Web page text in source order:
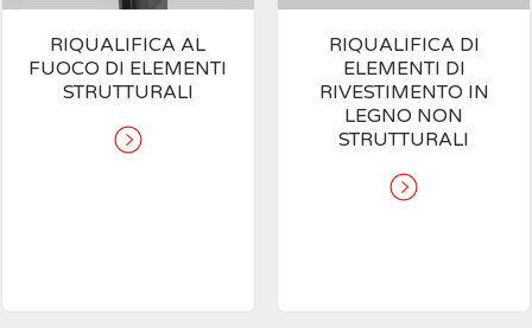
RIQUALIFICA AL
FUOCO DI ELEMENTI
STRUTTURALI
RIQUALIFICA DI
ELEMENTI DI
RIVESTIMENTO IN
LEGNO NON
STRUTTURALI